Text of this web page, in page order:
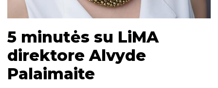
5 minutės su LiMA
direktore Alvyde
Palaimaite